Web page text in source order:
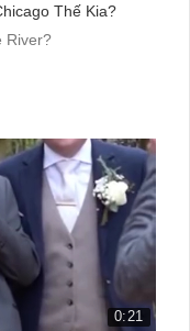
Thế Kia?
River?
0:21